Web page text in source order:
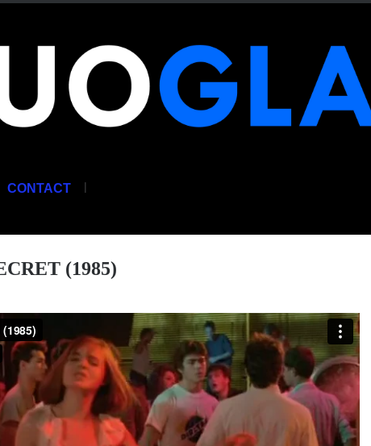
CONTACT |
(1985)